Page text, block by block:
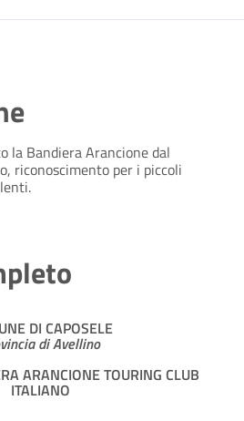
la Bandiera Arancione dal
riconoscimento per i piccoli
DI CAPOSELE
di Avellino
ARANCIONE TOURING CLUB
ITALIANO